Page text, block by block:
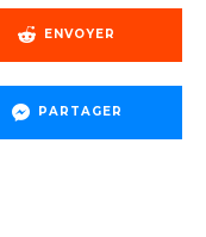
ENVOYER
PARTAGER